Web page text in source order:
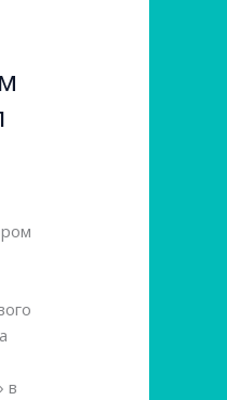
в